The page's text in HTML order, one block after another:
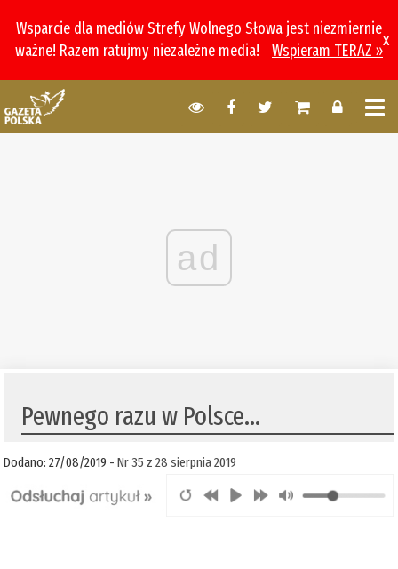
Wsparcie dla mediów Strefy Wolnego Słowa jest niezmiernie
ważne! Razem ratujmy niezależne media!
Wspieram TERAZ »
x
ad
Pewnego razu w Polsce…
Dodano: 27/08/2019 -Nr 35 z 28 sierpnia 2019